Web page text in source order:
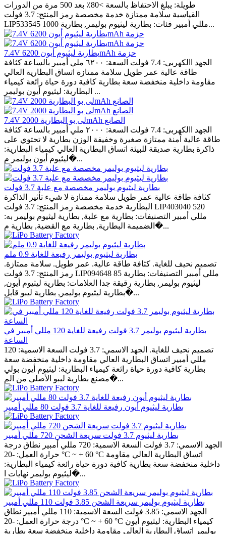
طويلة: يبلغ الاحتفاظ بالسعة >80٪ بعد 500 مرة من الدورات
القياسية سلامة ممتازة خدمة مخصصة رمز المنتج: 3.7 فولت
LIP533545 1000 مللي أمبير فئات: بطارية ليثيوم بوليمر, بطارية...
7.4V بطارية ليثيوم أيون 6200mAh حزمة
الجهد االكهربى: 7.4 فولت السعة: ٦٢٠٠ ملي أمبير بالساعة كثافة
طاقة عالية عمر طويل سلامة ممتازة اتساق البطارية العالي
مقاومة داخلية منخفضة سعة بطارية كافية دورة حياة رائعة كيمياء
البطارية: ليثيوم أيون بوليمر ...
7.4V لى بو البطارية 2000mAh الصانع
الجهد االكهربى: 7.4 فولت السعة: ٢٠٠٠ ملي أمبير بالساعة كثافة
طاقة عالية آمنة ممتازة صغيرة وخفيفة الوزن بطارية لا تحتوي على
ذاكرة بطارية صديقة للبيئة اتساق البطارية العالي كيمياء البطارية:
ليثيوم أيون بوليمر م�...
بطارية ليثيوم بوليمر مخصصة مع علبة 3.7 فولت
كثافة طاقة عالية عمر طويل سلامة ممتازة لا شيء تأثير الذاكرة
البطارية خدمة مخصصة رمز المنتج: 3.7 فولت LIP403040 520
مللي أمبير التصنيفات: بطارية مع علبة, بطارية ليثيوم بوليمر به:
الضميمة البطارية, بطارية مع القضية, بطارية م�...
بطارية ليثيوم بوليمر رفيعة للغاية 0.9 ملم
تصميم نحيف للغاية. كثافة طاقة عالية. عمر طويل. سلامة ممتازة.
رمز المنتج: 3.7 فولت LIP094648 85 مللي أمبير التصنيفات: بطارية
ليثيوم بوليمر, بطارية رقيقة جدا العلامات: بطارية ليثيوم أيون,
بطارية ليثيوم بوليمر, بطارية ليبو قابل�...
بطارية ليثيوم بوليمر 3.7 فولت رفيعة للغاية 120 مللي أمبير في
الساعة
تصميم نحيف للغاية. الجهد الاسمي: 3.7 فولت السعة الاسمية: 120
مللي أمبير اتساق البطارية العالي مقاومة داخلية منخفضة سعة
بطارية كافية دورة حياة رائعة كيمياء البطارية: ليثيوم أيون بولي
مصنع بطارية ليبو الأصلي من الم�...
بطارية ليثيوم أيون رفيعة للغاية 3.7 فولت 80 مللي أمبير
بطارية ليثيوم 3.7 فولت سريعة الشحن 720 مللي أمبير
الجهد الاسمي: 3.7 فولت السعة الاسمية: 720 مللي أمبير نطاق درجة
حرارة العمل: -20 °C ~ + 60 °C اتساق البطارية العالي مقاومة
داخلية منخفضة سعة بطارية كافية دورة حياة رائعة كيمياء البطارية:
ليثيوم بوليمر نهايات ا�...
بطارية ليثيوم بوليمر سريعة الشحن 3.85 فولت 110 مللي أمبير
الجهد الاسمي: 3.85 فولت السعة الاسمية: 110 مللي أمبير نطاق
درجة حرارة العمل: -20 °C ~ + 60 °C كيمياء البطارية: ليثيوم أيون
بوليمر اتساق البطارية العالي مقاومة داخلية منخفضة سعة بطارية